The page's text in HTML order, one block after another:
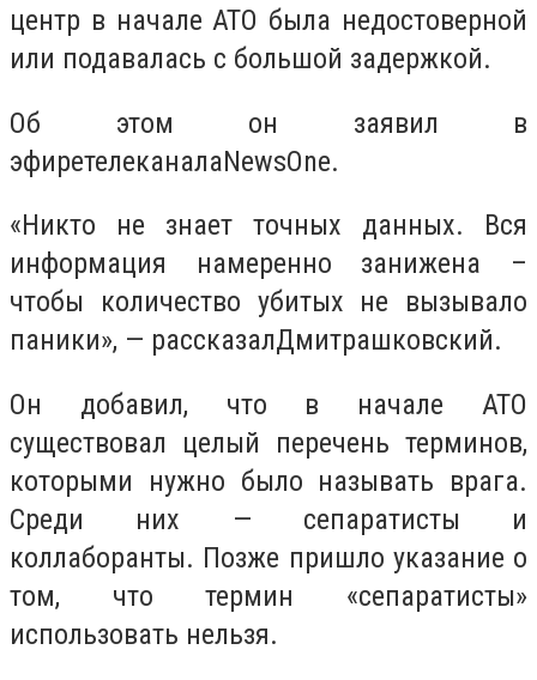
центр в начале АТО была недостоверной
или подавалась с большой задержкой.
Об этом он заявил в
эфиретелеканалаNewsOne.
«Никто не знает точных данных. Вся
информация намеренно занижена –
чтобы количество убитых не вызывало
паники», — рассказалДмитрашковский.
Он добавил, что в начале АТО
существовал целый перечень терминов,
которыми нужно было называть врага.
Среди них — сепаратисты и
коллаборанты. Позже пришло указание о
том, что термин «сепаратисты»
использовать нельзя.